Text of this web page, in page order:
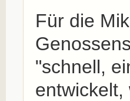
Für die
"schnell,